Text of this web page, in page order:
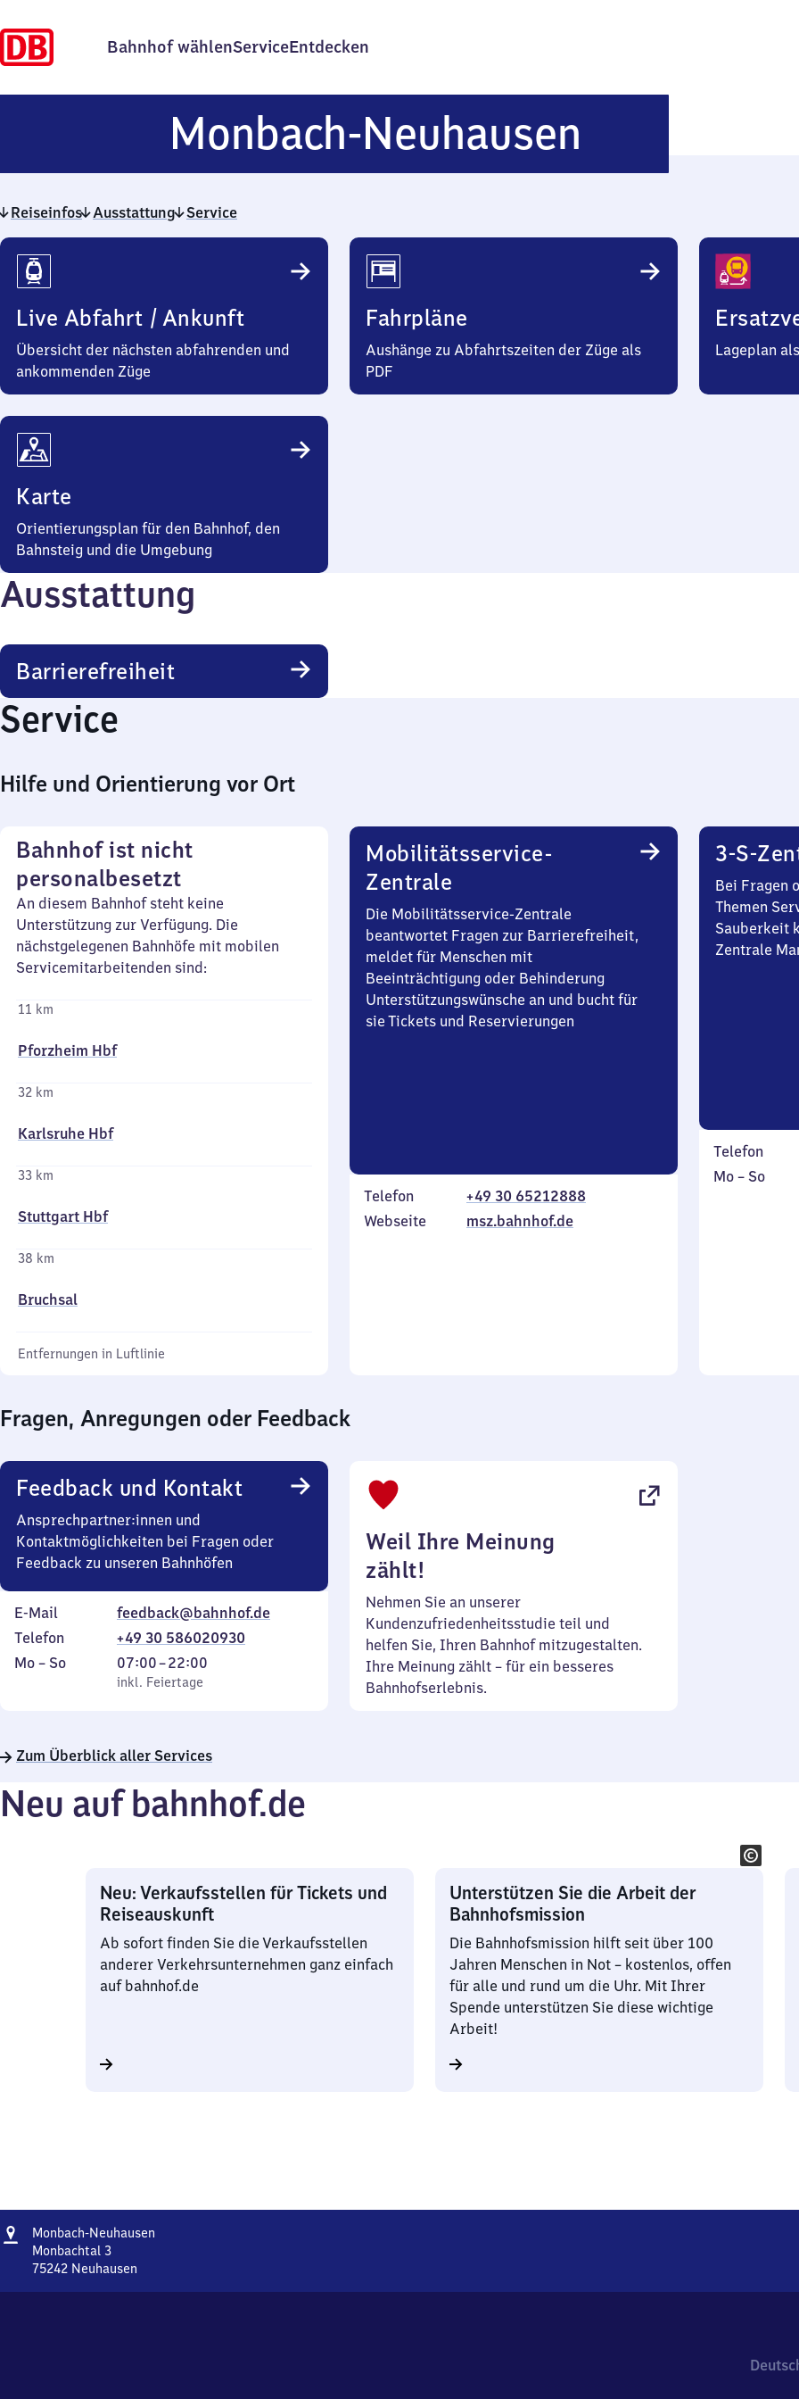
Bahnhof wählenServiceEntdecken
Monbach-Neuhausen
Neuhausen
Reiseinfos Ausstattung Service
Reiseinfos
Live Abfahrt / Ankunft
Übersicht der nächsten abfahrenden und
ankommenden Züge
Fahrpläne
Aushänge zu Abfahrtszeiten der Züge als
PDF
Lageplan
Karte
Orientierungsplan für den Bahnhof, den
Bahnsteig und die Umgebung
Ausstattung
Barrierefreiheit
Service
Hilfe und Orientierung vor Ort
Bahnhof ist nicht
personalbesetzt
An diesem Bahnhof steht keine
Unterstützung zur Verfügung. Die
nächstgelegenen Bahnhöfe mit mobilen
Servicemitarbeitenden sind:
11 km
Pforzheim Hbf
32 km
Karlsruhe Hbf
33 km
Stuttgart Hbf
38 km
Bruchsal
Entfernungen in Luftlinie
Mobilitätsservice-
Zentrale
Die Mobilitätsservice-Zentrale
beantwortet Fragen zur Barrierefreiheit,
meldet für Menschen mit
Beeinträchtigung oder Behinderung
Unterstützungswünsche an und bucht für
sie Tickets und Reservierungen
Telefon
+49 30 65212888
Webseite
msz.bahnhof.de
3-S-
Bei Fragen
Themen
Sauberkeit
Zentrale
Telefon
Montag
Mo – So,
Fragen, Anregungen oder Feedback
Feedback und Kontakt
Ansprechpartner:innen und
Kontaktmöglichkeiten bei Fragen oder
Feedback zu unseren Bahnhöfen
E-Mail
feedback@bahnhof.de
Telefon
+49 30 586020930
Montag
Mo – So,
inkl. Feiertage
07:00–22:00
Von
7
22
inkl. Feiertage
Weil Ihre Meinung
zählt!
Nehmen Sie an unserer
Kundenzufriedenheitsstudie teil und
helfen Sie, Ihren Bahnhof mitzugestalten.
Ihre Meinung zählt – für ein besseres
Bahnhofserlebnis.
Zum Überblick aller Services
Neu auf bahnhof.de
Neu: Verkaufsstellen für Tickets und
Reiseauskunft
Ab sofort finden Sie die Verkaufsstellen
anderer Verkehrsunternehmen ganz einfach
auf bahnhof.de
Unterstützen Sie die Arbeit der
Bahnhofsmission
Die Bahnhofsmission hilft seit über 100
Jahren Menschen in Not – kostenlos, offen
für alle und rund um die Uhr. Mit Ihrer
Spende unterstützen Sie diese wichtige
Arbeit!
Adresse
Monbach-Neuhausen
Monbachtal 3
75242 Neuhausen